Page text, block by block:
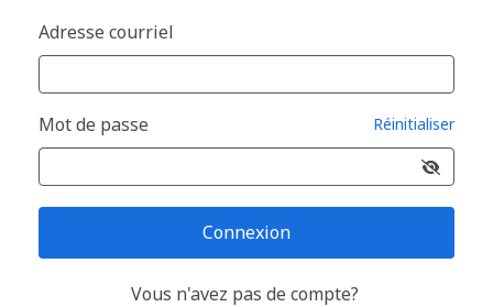
Adresse courriel
Mot de passe Réinitialiser
Connexion
Vous n'avez pas de compte?